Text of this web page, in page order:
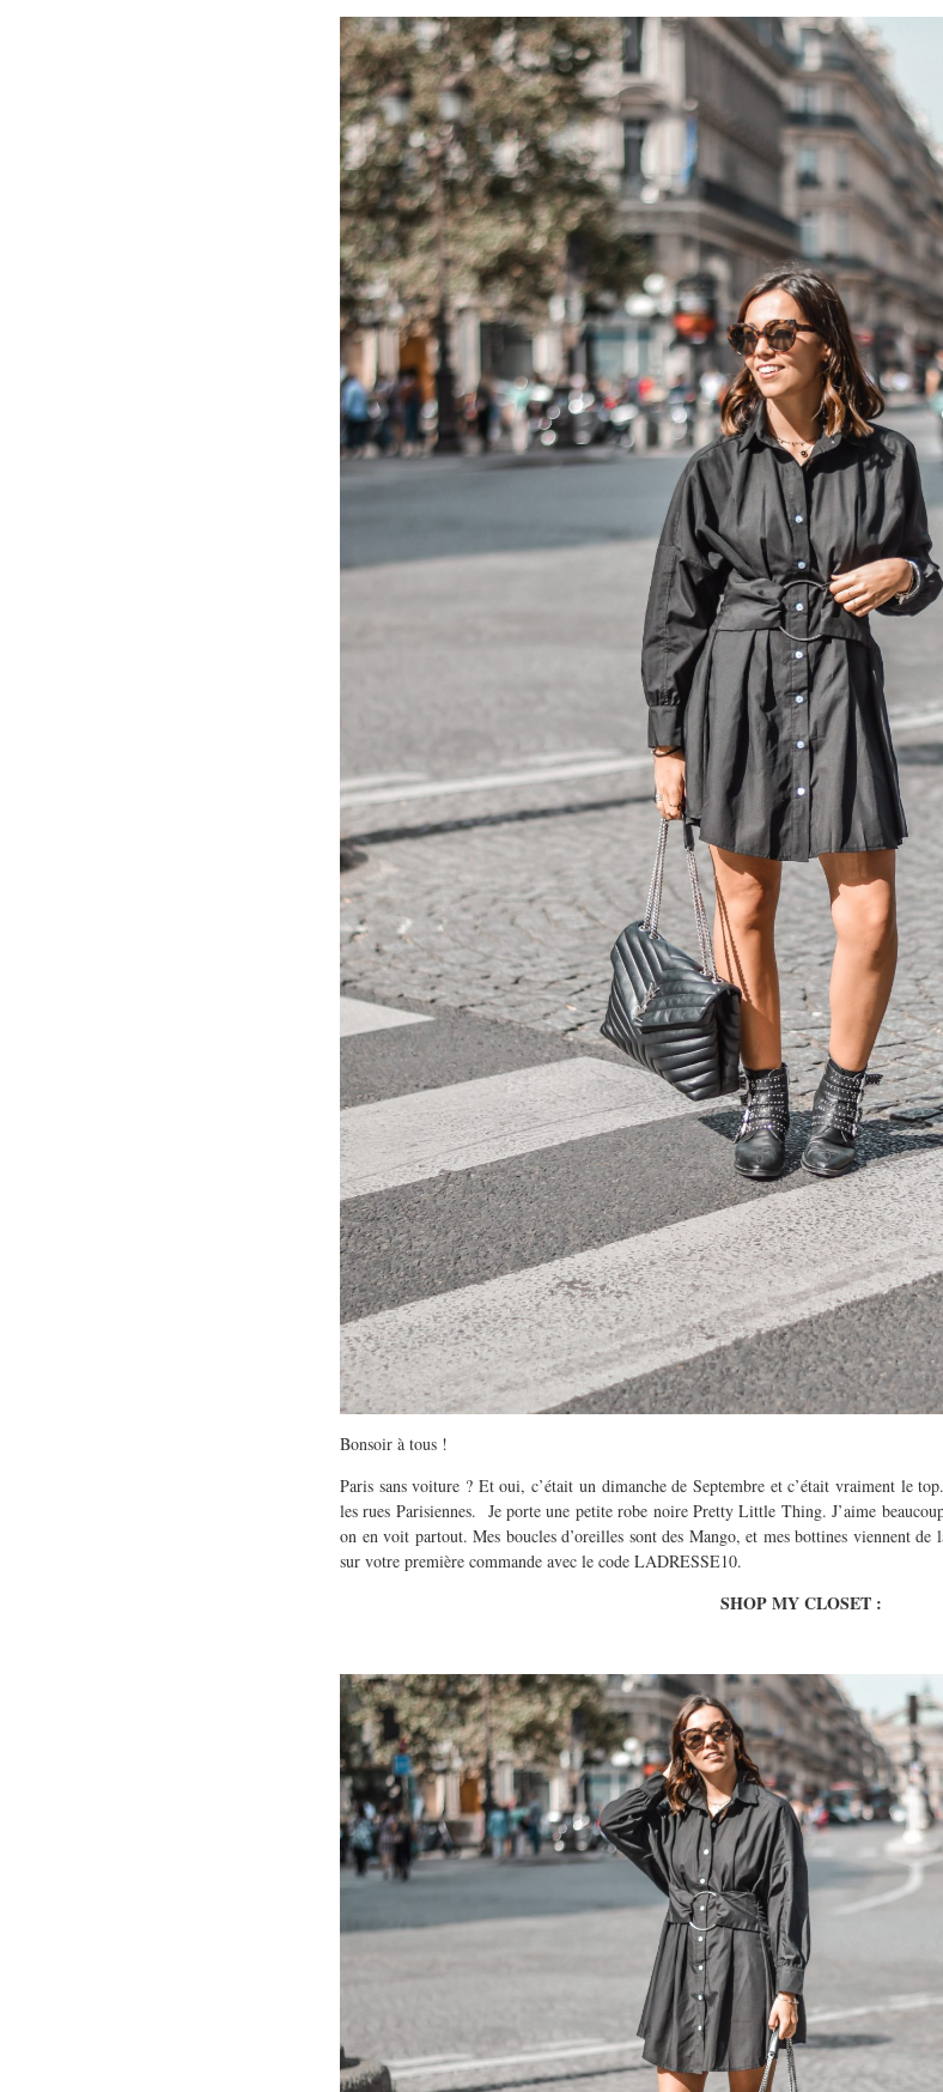
Bonsoir à tous !
Paris sans voiture ? Et oui, c’était un dimanche de Septembre et c’était vraiment le
les rues Parisiennes. Je porte une petite robe noire Pretty Little Thing. J’aime
on en voit partout. Mes boucles d’oreilles sont des Mango, et mes bottines viennent de
sur votre première commande avec le code LADRESSE10.
SHOP MY CLOSET :